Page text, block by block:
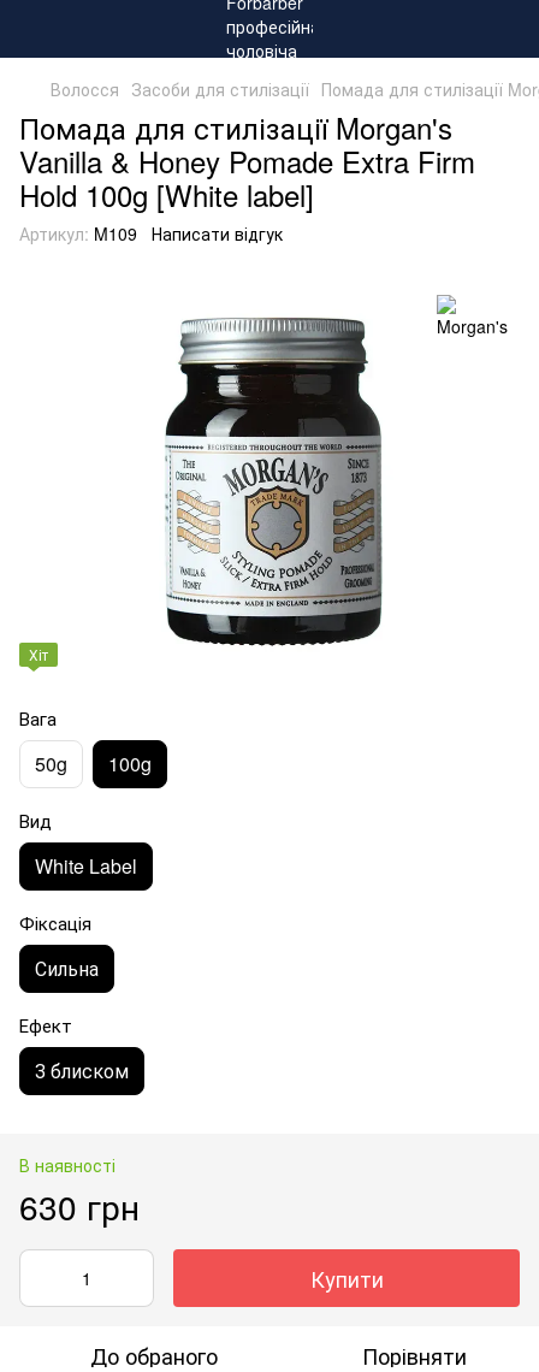
Волосся Засоби для стилізації Помада для стилізації
Помада для стилізації Morgan's
Vanilla & Honey Pomade Extra Firm
Hold 100g [White label]
Артикул: M109 Написати відгук
Хіт
Вага
50g 100g
Вид
White Label
Фіксація
Сильна
Ефект
З блиском
В наявності
630 грн
Купити
До обраного Порівняти